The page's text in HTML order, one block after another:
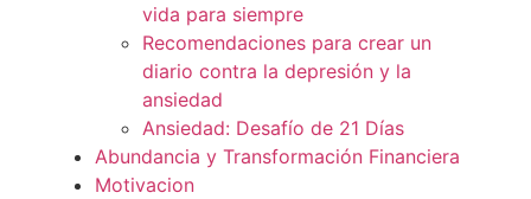
vida para siempre
Recomendaciones para crear un
diario contra la depresión y la
ansiedad
Ansiedad: Desafío de 21 Días
Abundancia y Transformación Financiera
Motivacion